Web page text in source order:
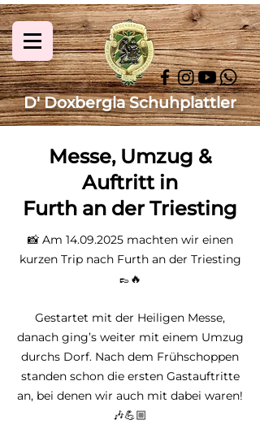
D' Doxbergla Schuhplattler
Messe, Umzug &
Auftritt in
Furth an der Triesting
📸 Am 14.09.2025machten wir einen
kurzen Trip nach Furth an der Triesting
👞🔥
Gestartet mit der Heiligen Messe,
danach ging’s weiter mit einem Umzug
durchs Dorf. Nach dem Frühschoppen
standen schon die ersten Gastauftritte
an, bei denen wir auch mit dabei waren!
🎶💪🏼